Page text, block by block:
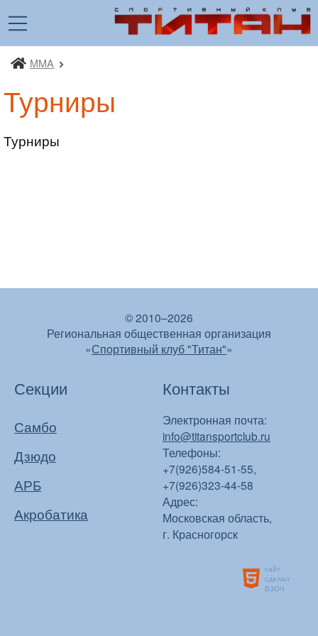
Спортивный клуб «Титан»
MMA
Турниры
Турниры
© 2010–2026
Региональная общественная организация
«Спортивный клуб "Титан"»
Контакты
Электронная почта:
info@titansportclub.ru
Телефоны:
+7(926)584-51-55,
+7(926)323-44-58
Адрес:
Московская область,
г. Красногорск
Секции
Самбо
Дзюдо
АРБ
Акробатика